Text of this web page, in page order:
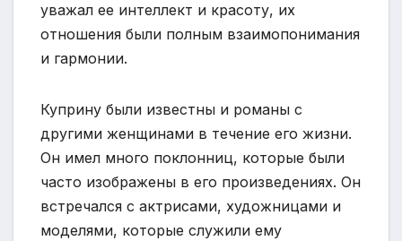
уважал ее интеллект и красоту, их
отношения были полным взаимопонимания
и гармонии.
Куприну были известны и романы с
другими женщинами в течение его жизни.
Он имел много поклонниц, которые были
часто изображены в его произведениях. Он
встречался с актрисами, художницами и
моделями, которые служили ему